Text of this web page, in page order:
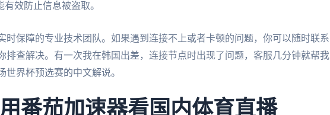
效防止信息被盗取。
时保障的专业技术团队。如果遇到连接不上或者卡顿的问题，你可以随时联系
排查解决。有一次我在韩国出差，连接节点时出现了问题，客服几分钟就帮我
界杯预选赛的中文解说。
番茄加速器看国内体育直播